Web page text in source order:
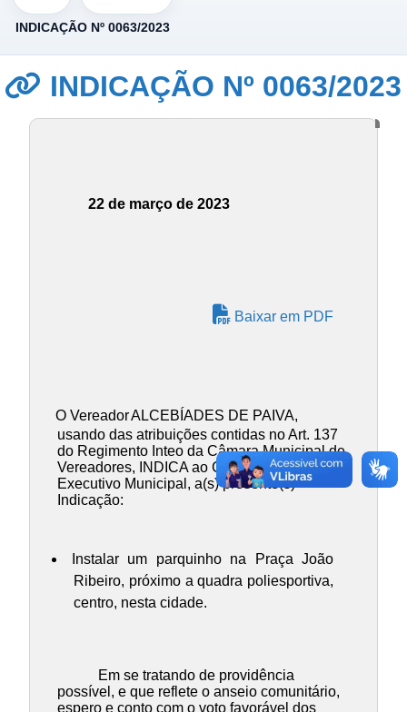
INDICAÇÃO Nº 0063/2023
INDICAÇÃO Nº 0063/2023
22 de março de 2023
Baixar em PDF
O VereadorALCEBÍADES DE PAIVA,
usando das atribuições contidas no Art. 137
do Regimento Inteo da Câmara Municipal de
Vereadores, INDICA ao Chefe do Poder
Executivo Municipal, a(s) presente(s)
Indicação:
Instalar um parquinho na Praça João
Ribeiro, próximo a quadra poliesportiva,
centro, nesta cidade.
Em se tratando de providência
possível, e que reflete o anseio comunitário,
espero e conto com o voto favorável dos